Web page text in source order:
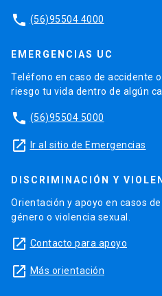
phone (56)95504 4000
EMERGENCIAS UC
Teléfono en caso de accidente
riesgo tu vida dentro de algún
phone (56)95504 5000
launch Ir al sitio de Emergencias
DISCRIMINACIÓN Y
Orientación y apoyo en casos
género o violencia sexual.
launch Contacto para apoyo
launch Más orientación